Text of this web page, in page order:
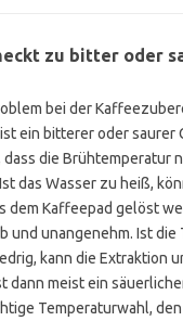
zu bitter oder
bei der
ein bitterer oder saurer
dass die Brühtemperatur
das Wasser zu heiß,
dem Kaffeepad gelöst
und unangenehm. Ist die
kann die Extraktion
dann meist ein
Temperaturwahl, den